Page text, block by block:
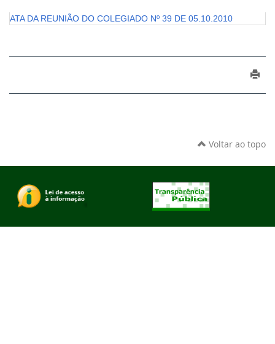
ATA DA REUNIÃO DO COLEGIADO Nº 39 DE 05.10.2010
Voltar ao topo